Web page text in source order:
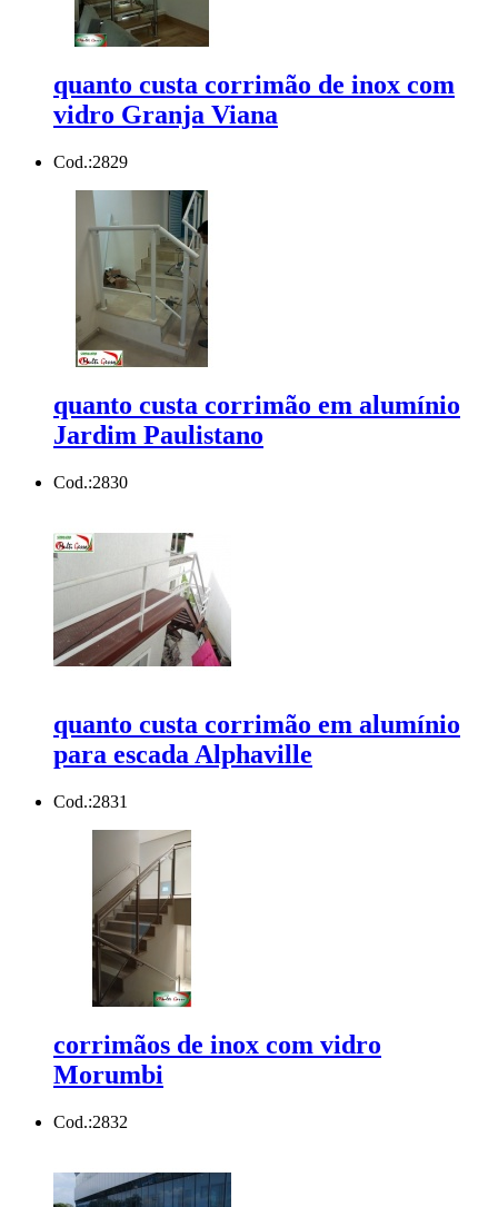
quanto custa corrimão de inox com
vidro Granja Viana
Cod.:2829
quanto custa corrimão em alumínio
Jardim Paulistano
Cod.:2830
quanto custa corrimão em alumínio
para escada Alphaville
Cod.:2831
corrimãos de inox com vidro
Morumbi
Cod.:2832